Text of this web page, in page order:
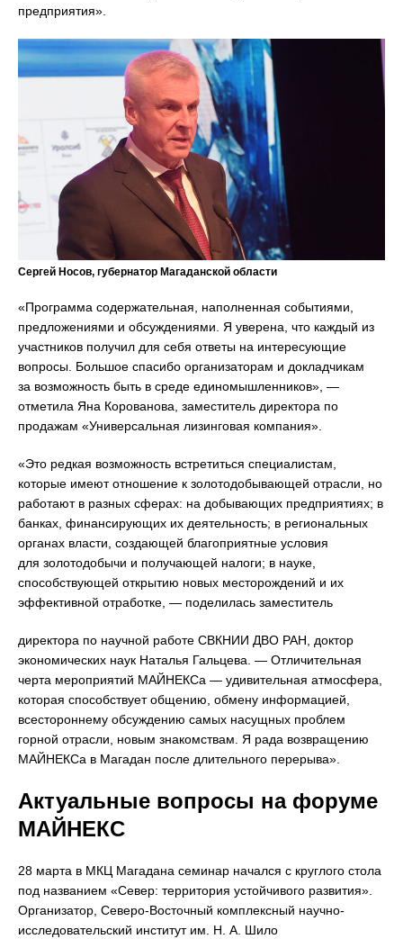
предприятия».
Сергей Носов, губернатор Магаданской области
«Программа содержательная, наполненная событиями,
предложениями и обсуждениями. Я уверена, что каждый из
участников получил для себя ответы на интересующие
вопросы. Большое спасибо организаторам и докладчикам
за возможность быть в среде единомышленников», —
отметила Яна Корованова, заместитель директора по
продажам «Универсальная лизинговая компания».
«Это редкая возможность встретиться специалистам,
которые имеют отношение к золотодобывающей отрасли, но
работают в разных сферах: на добывающих предприятиях; в
банках, финансирующих их деятельность; в региональных
органах власти, создающей благоприятные условия
для золотодобычи и получающей налоги; в науке,
способствующей открытию новых месторождений и их
эффективной отработке, — поделилась заместитель
директора по научной работе СВКНИИ ДВО РАН, доктор
экономических наук Наталья Гальцева. — Отличительная
черта мероприятий МАЙНЕКСа — удивительная атмосфера,
которая способствует общению, обмену информацией,
всестороннему обсуждению самых насущных проблем
горной отрасли, новым знакомствам. Я рада возвращению
МАЙНЕКСа в Магадан после длительного перерыва».
Актуальные вопросы на форуме
МАЙНЕКС
28 марта в МКЦ Магадана семинар начался с круглого стола
под названием «Север: территория устойчивого развития».
Организатор, Северо-Восточный комплексный научно-
исследовательский институт им. Н. А. Шило